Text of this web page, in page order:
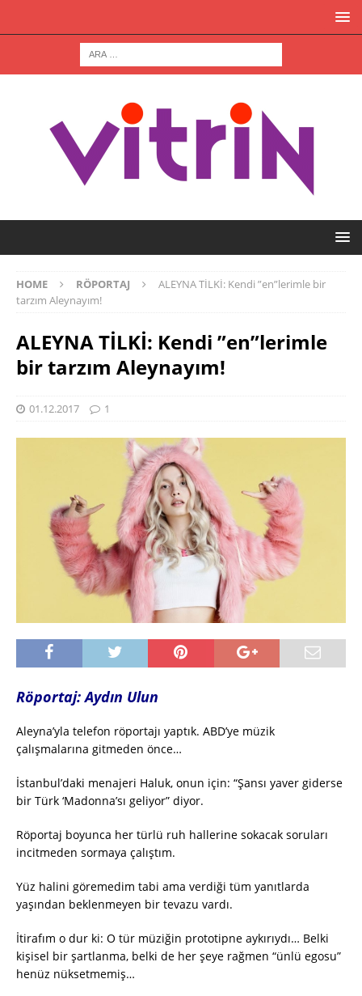
HOME RÖPORTAJ
ALEYNA TİLKİ: Kendi ”en”lerimle bir
tarzım Aleynayım!
ALEYNA TİLKİ: Kendi ”en”lerimle
bir tarzım Aleynayım!
01.12.2017 1
Röportaj: Aydın Ulun
Aleyna’yla telefon röportajı yaptık. ABD’ye müzik
çalışmalarına gitmeden önce…
İstanbul’daki menajeri Haluk, onun için: “Şansı yaver giderse
bir Türk ‘Madonna’sı geliyor” diyor.
Röportaj boyunca her türlü ruh hallerine sokacak soruları
incitmeden sormaya çalıştım.
Yüz halini göremedim tabi ama verdiği tüm yanıtlarda
yaşından beklenmeyen bir tevazu vardı.
İtirafım o dur ki: O tür müziğin prototipne aykırıydı… Belki
kişisel bir şartlanma, belki de her şeye rağmen “ünlü egosu”
henüz nüksetmemiş…